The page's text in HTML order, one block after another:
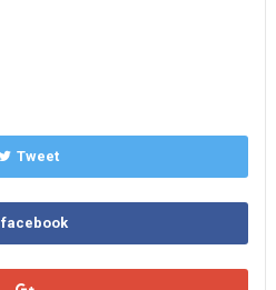
Tweet
facebook